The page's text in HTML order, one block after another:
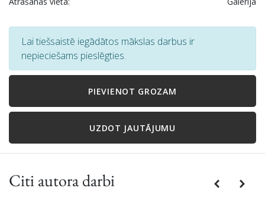
Lai tiešsaistē iegādātos mākslas darbus ir
nepieciešams pieslēgties.
PIEVIENOT GROZAM
UZDOT JAUTĀJUMU
Citi autora darbi PreviousNext